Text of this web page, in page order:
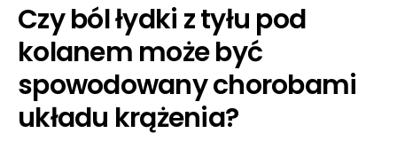
Czy ból łydki z tyłu pod
kolanem może być
spowodowany chorobami
układu krążenia?